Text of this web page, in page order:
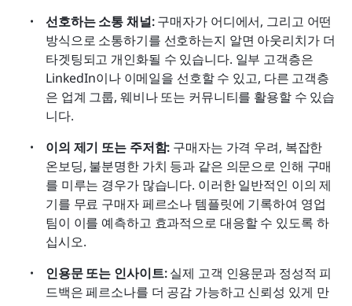
선호하는 소통 채널: 구매자가 어디에서, 그리고 어떤
방식으로 소통하기를 선호하는지 알면 아웃리치가 더
타겟팅되고 개인화될 수 있습니다. 일부 고객층은
LinkedIn이나 이메일을 선호할 수 있고, 다른 고객층
은 업계 그룹, 웨비나 또는 커뮤니티를 활용할 수 있습
니다.
이의 제기 또는 주저함: 구매자는 가격 우려, 복잡한
온보딩, 불분명한 가치 등과 같은 의문으로 인해 구매
를 미루는 경우가 많습니다. 이러한 일반적인 이의 제
기를 무료 구매자 페르소나 템플릿에 기록하여 영업
팀이 이를 예측하고 효과적으로 대응할 수 있도록 하
십시오.
인용문 또는 인사이트: 실제 고객 인용문과 정성적 피
드백은 페르소나를 더 공감 가능하고 신뢰성 있게 만